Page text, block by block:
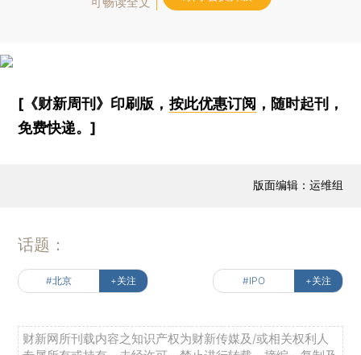
[《财新周刊》印刷版， 按此优惠订阅 ，随时起刊，
免费快递。]
版面编辑：运维组
话题：
#北京 +关注 #IPO +关注
财新网所刊载内容之知识产权为财新传媒及/或相关权利人